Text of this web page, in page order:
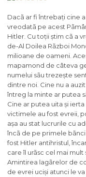
Dacã ar fi întrebați cine
vreodatã pe acest
Hitler. Cu toții știm cã a
de-Al Doilea Rãzboi
milioane de oameni.
mapamond de câteva
numelui sãu trezește
dintre noi. Cine nu a
întreg la minte ar putea
Cine ar putea uita și
victimele au fost evreii,
așa au stat lucrurile cu
încã de pe primele
fost Hitler antihristul,
care îl urãsc cel mai mult
Amintirea lagãrelor de
de evrei uciși atunci le